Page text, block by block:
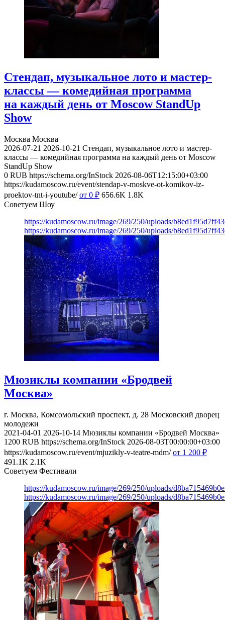
Стендап, музыкальное лото и мастер-
классы — комедийная программа
на каждый день от Moscow StandUp
Show
Москва Москва
2026-07-21 2026-10-21 Стендап, музыкальное лото и мастер-
классы — комедийная программа на каждый день от Moscow
StandUp Show
0 RUB https://schema.org/InStock 2026-08-06T12:15:00+03:00
https://kudamoscow.ru/event/stendap-v-moskve-ot-komikov-iz-
proektov-tnt-i-youtube/ от 0 ₽ 656.6K 1.8K
Советуем Шоу
https://kudamoscow.ru/image/269/250/uploads/
https://kudamoscow.ru/image/269/250/uploads/
Мюзиклы компании «Бродвей
Москва»
г. Москва, Комсомольский проспект, д. 28 Московский дворец
молодежи
2021-04-01 2026-10-14 Мюзиклы компании «Бродвей Москва»
1200 RUB https://schema.org/InStock 2026-08-03T00:00:00+03:00
https://kudamoscow.ru/event/mjuzikly-v-teatre-mdm/ от 1 200 ₽
491.1K 2.1K
Советуем Фестивали
https://kudamoscow.ru/image/269/250/uploads/
https://kudamoscow.ru/image/269/250/uploads/